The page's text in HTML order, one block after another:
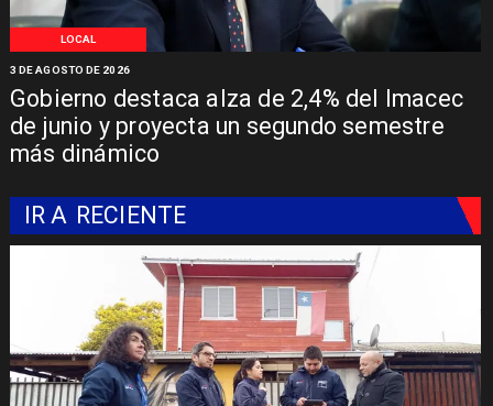
LOCAL
Gobierno destaca alza de 2,4% del Imacec
de junio y proyecta un segundo semestre
más dinámico
3 DE AGOSTO DE 2026
IR A RECIENTE